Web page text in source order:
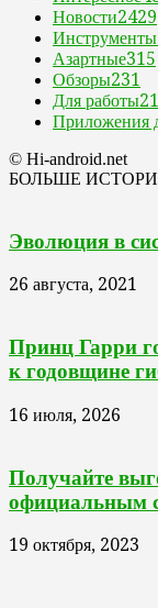
Новости2429
Инструменты
Азартные315
Обзоры231
Для работы
Приложения
© Hi-android.net
БОЛЬШЕ
Эволюция в
26 августа, 2021
Принц Гарри
к годовщине
16 июля, 2026
Получайте
официальным
19 октября, 2023